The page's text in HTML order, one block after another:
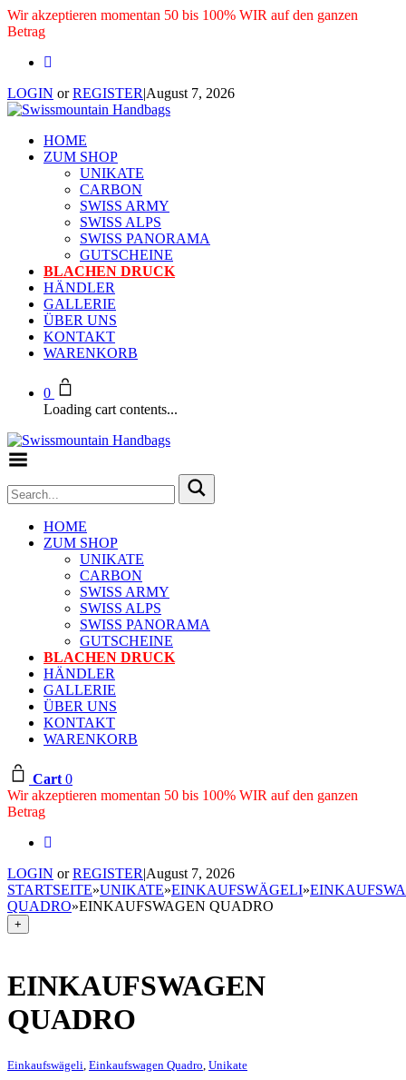
Wir akzeptieren momentan 50 bis 100% WIR auf den ganzen
Betrag
LOGIN orREGISTER|August 7, 2026
HOME
ZUM SHOP
UNIKATE
CARBON
SWISS ARMY
SWISS ALPS
SWISS PANORAMA
GUTSCHEINE
BLACHEN DRUCK
HÄNDLER
GALLERIE
ÜBER UNS
KONTAKT
WARENKORB
0
Loading cart contents...
HOME
ZUM SHOP
UNIKATE
CARBON
SWISS ARMY
SWISS ALPS
SWISS PANORAMA
GUTSCHEINE
BLACHEN DRUCK
HÄNDLER
GALLERIE
ÜBER UNS
KONTAKT
WARENKORB
Cart 0
Wir akzeptieren momentan 50 bis 100% WIR auf den ganzen
Betrag
LOGIN orREGISTER|August 7, 2026
STARTSEITE»UNIKATE»EINKAUFSWÄGELI»
QUADRO»EINKAUFSWAGEN QUADRO
+
EINKAUFSWAGEN
QUADRO
Einkaufswägeli Einkaufswagen Quadro Unikate